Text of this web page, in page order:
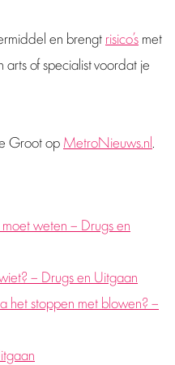
en brengtrisico’smet
of specialist voordat je
Groot opMetroNieuws.nl
moet weten – Drugs en
– Drugs en Uitgaan
het stoppen met blowen? –